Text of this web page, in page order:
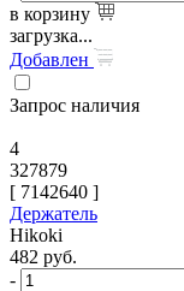
в корзину
загрузка...
Добавлен
Запрос наличия
4
327879
[ 7142640 ]
Держатель
Hikoki
482 руб.
-